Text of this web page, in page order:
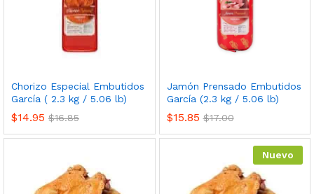
Chorizo Especial Embutidos
García ( 2.3 kg / 5.06 lb)
$14.95 $16.85
Jamón Prensado Embutidos
García (2.3 kg / 5.06 lb)
$15.85 $17.00
Nuevo